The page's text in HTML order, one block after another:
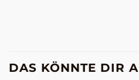
DAS KÖNNTE DIR